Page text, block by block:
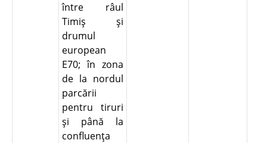
între râul
Timiş şi
drumul
european
E70; în zona
de la nordul
parcării
pentru tiruri
şi până la
confluenţa